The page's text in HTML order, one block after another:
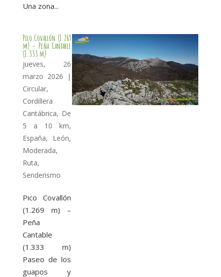
Una zona...
Pico Covallón (1.269
m) – Peña Cantable
(1.333 m)
jueves, 26
marzo 2026 |
Circular,
Cordillera
Cantábrica, De
5 a 10 km,
España, León,
Moderada,
Ruta,
Senderismo
Pico Covallón
(1.269 m) –
Peña
Cantable
(1.333 m)
Paseo de los
guapos y